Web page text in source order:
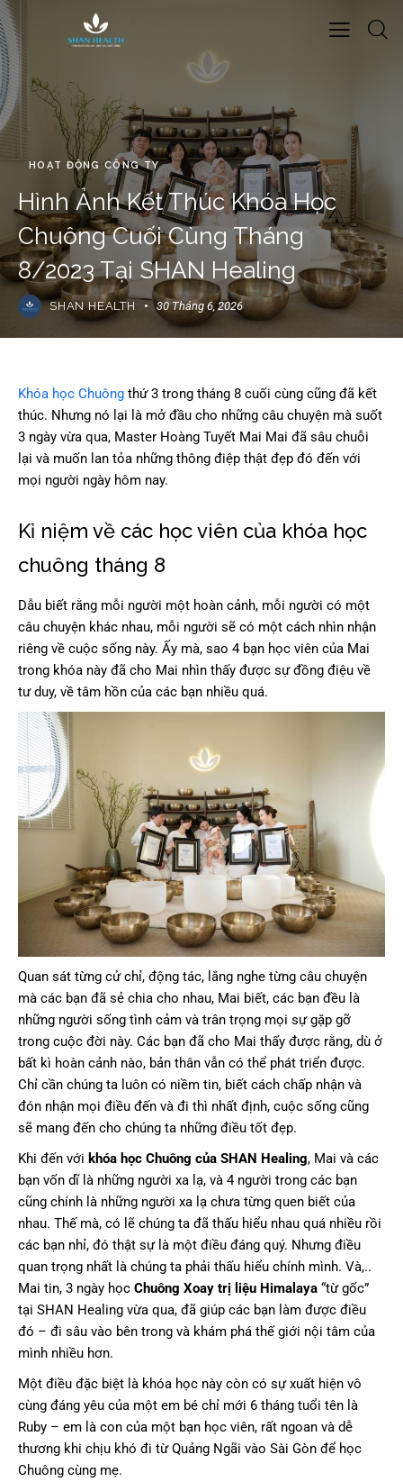
HOẠT ĐỘNG CÔNG TY
Hình Ảnh Kết Thúc Khóa Học
Chuông Cuối Cùng Tháng
8/2023 Tại SHAN Healing
SHAN HEALTH 30 Tháng 6, 2026
Khóa học Chuông thứ 3 trong tháng 8 cuối cùng cũng đã kết
thúc. Nhưng nó lại là mở đầu cho những câu chuyện mà suốt
3 ngày vừa qua, Master Hoàng Tuyết Mai Mai đã sâu chuỗi
lại và muốn lan tỏa những thông điệp thật đẹp đó đến với
mọi người ngày hôm nay.
Kỉ niệm về các học viên của khóa học
chuông tháng 8
Dẫu biết rằng mỗi người một hoàn cảnh, mỗi người có một
câu chuyện khác nhau, mỗi người sẽ có một cách nhìn nhận
riêng về cuộc sống này. Ấy mà, sao 4 bạn học viên của Mai
trong khóa này đã cho Mai nhìn thấy được sự đồng điệu về
tư duy, về tâm hồn của các bạn nhiều quá.
Quan sát từng cử chỉ, động tác, lắng nghe từng câu chuyện
mà các bạn đã sẻ chia cho nhau, Mai biết, các bạn đều là
những người sống tình cảm và trân trọng mọi sự gặp gỡ
trong cuộc đời này. Các bạn đã cho Mai thấy được rằng, dù ở
bất kì hoàn cảnh nào, bản thân vẫn có thể phát triển được.
Chỉ cần chúng ta luôn có niềm tin, biết cách chấp nhận và
đón nhận mọi điều đến và đi thì nhất định, cuộc sống cũng
sẽ mang đến cho chúng ta những điều tốt đẹp.
Khi đến với khóa học Chuông của SHAN Healing, Mai và các
bạn vốn dĩ là những người xa lạ, và 4 người trong các bạn
cũng chính là những người xa lạ chưa từng quen biết của
nhau. Thế mà, có lẽ chúng ta đã thấu hiểu nhau quá nhiều rồi
các bạn nhỉ, đó thật sự là một điều đáng quý. Nhưng điều
quan trọng nhất là chúng ta phải thấu hiểu chính mình. Và,..
Mai tin, 3 ngày học Chuông Xoay trị liệu Himalaya “từ gốc”
tại SHAN Healing vừa qua, đã giúp các bạn làm được điều
đó – đi sâu vào bên trong và khám phá thế giới nội tâm của
mình nhiều hơn.
Một điều đặc biệt là khóa học này còn có sự xuất hiện vô
cùng đáng yêu của một em bé chỉ mới 6 tháng tuổi tên là
Ruby – em là con của một bạn học viên, rất ngoan và dễ
thương khi chịu khó đi từ Quảng Ngãi vào Sài Gòn để học
Chuông cùng mẹ.